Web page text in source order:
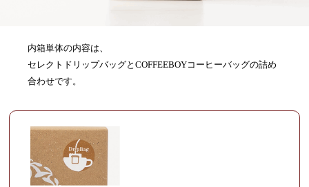
内箱単体の内容は、
セレクトドリップバッグとCOFFEEBOYコーヒーバッグの詰め
合わせです。